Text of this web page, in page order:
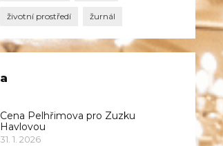
životní prostředí žurnál
a
Cena Pelhřimova pro Zuzku
Havlovou
31. 1. 2026